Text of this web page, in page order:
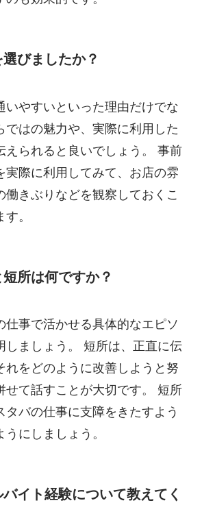
びましたか？
いやすいといった理由だけでな
ではの魅力や、実際に利用した
えられると良いでしょう。 事前
実際に利用してみて、お店の雰
働きぶりなどを観察しておくこ
。
所は何ですか？
仕事で活かせる具体的なエピソ
しましょう。 短所は、正直に伝
れをどのように改善しようと努
せて話すことが大切です。 短所
タバの仕事に支障をきたすよう
にしましょう。
イト経験について教えてく